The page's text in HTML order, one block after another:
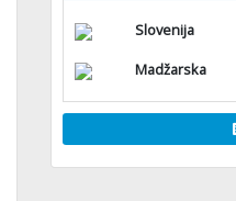
Slovenija
Madžarska